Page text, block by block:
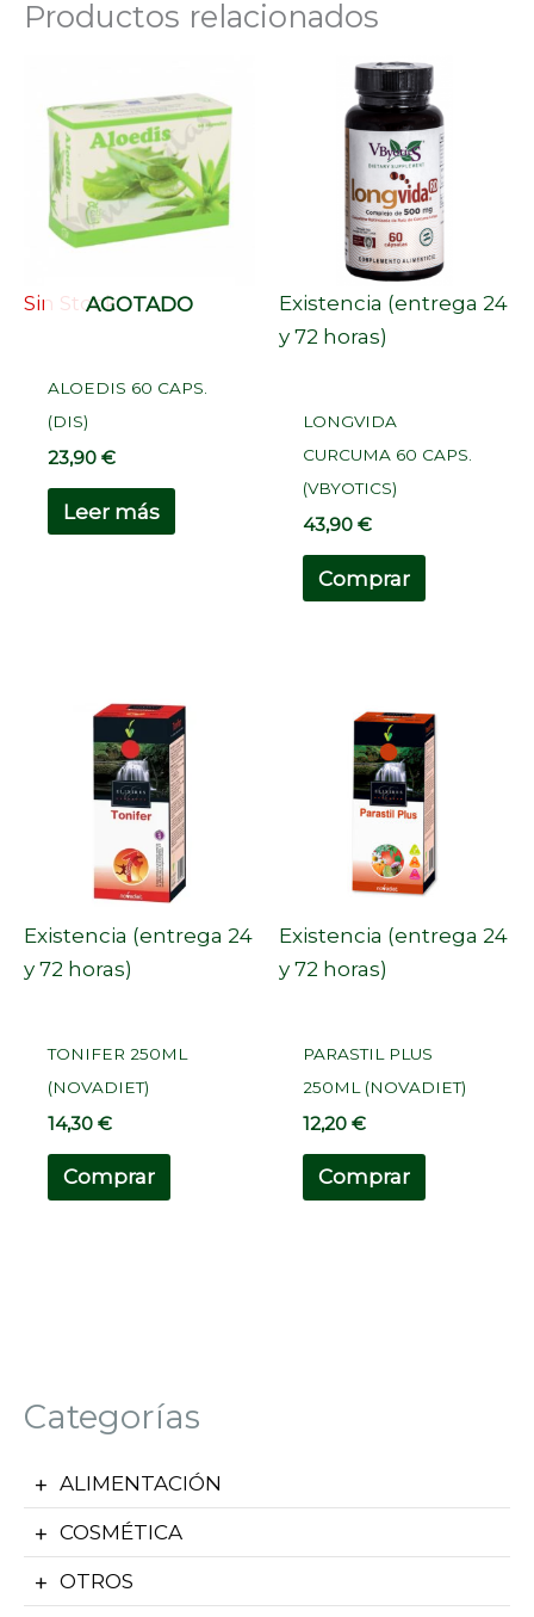
Categorías
ALIMENTACIÓN
COSMÉTICA
OTROS
Productos relacionados
AGOTADO
Sin Stock
ALOEDIS 60 CAPS.
(DIS)
23,90€
Leer más
Existencia (entrega 24
y 72 horas)
LONGVIDA
CURCUMA 60 CAPS.
(VBYOTICS)
43,90€
Comprar
Existencia (entrega 24
y 72 horas)
TONIFER 250ML
(NOVADIET)
14,30€
Comprar
Existencia (entrega 24
y 72 horas)
PARASTIL PLUS
250ML (NOVADIET)
12,20€
Comprar